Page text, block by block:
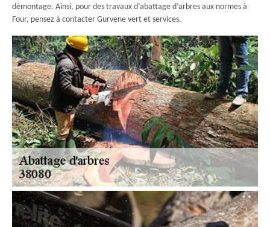
démontage. Ainsi, pour des travaux d’abattage d’arbres aux normes à
Four, pensez à contacter Gurvene vert et services.